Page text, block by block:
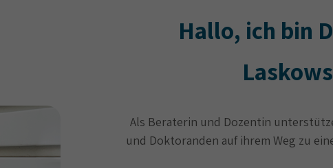
Hallo, ich bin
Als Beraterin und Dozentin
und Doktoranden auf ihrem Weg zu